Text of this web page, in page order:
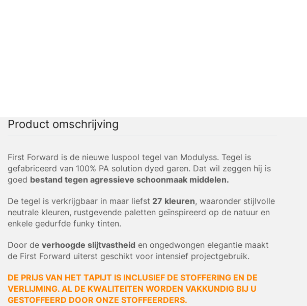
Product omschrijving
First Forward is de nieuwe luspool tegel van Modulyss. Tegel is
gefabriceerd van 100% PA solution dyed garen. Dat wil zeggen hij is
goed bestand tegen agressieve schoonmaak middelen.
De tegel is verkrijgbaar in maar liefst 27 kleuren, waaronder stijlvolle
neutrale kleuren, rustgevende paletten geïnspireerd op de natuur en
enkele gedurfde funky tinten.
Door de verhoogde slijtvastheid en ongedwongen elegantie maakt
de First Forward uiterst geschikt voor intensief projectgebruik.
DE PRIJS VAN HET TAPIJT IS INCLUSIEF DE STOFFERING EN DE
VERLIJMING. AL DE KWALITEITEN WORDEN VAKKUNDIG BIJ U
GESTOFFEERD DOOR ONZE STOFFEERDERS.